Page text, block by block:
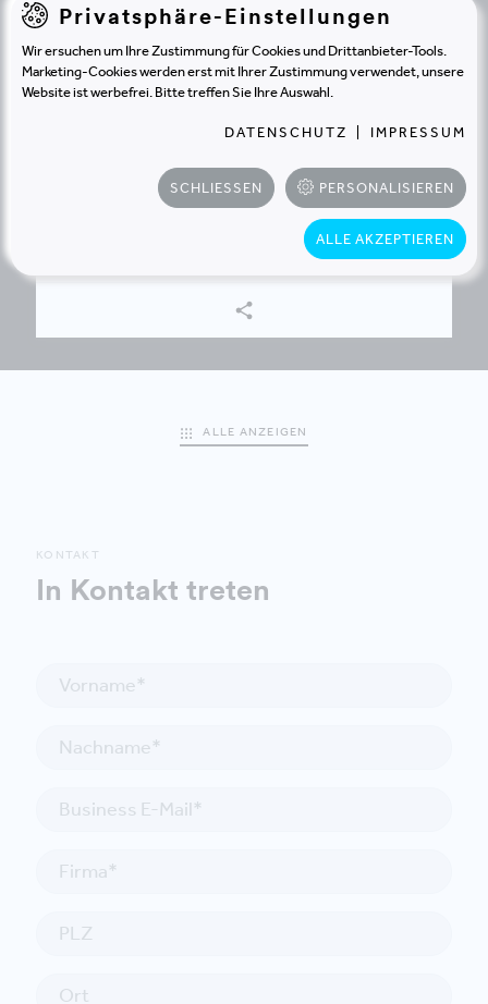
RAIFFEISEN-LANDESBANK TIROL
INNSBRUCK | ÖSTERREICH
DAS RAIQA: Ein neues Quartier für
ALLE ANZEIGEN
KONTAKT
In Kontakt treten
Privatsphäre-Einstellungen
Wir ersuchen um Ihre Zustimmung für Cookies und Drittanbieter-Tools.
Marketing-Cookies werden erst mit Ihrer Zustimmung verwendet, unsere
Website ist werbefrei. Bitte treffen Sie Ihre Auswahl.
DATENSCHUTZ IMPRESSUM
SCHLIESSEN PERSONALISIEREN
ALLE AKZEPTIEREN